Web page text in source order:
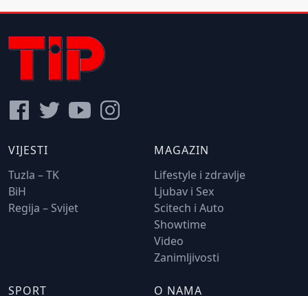
VIJESTI
Tuzla – TK
BiH
Regija – Svijet
MAGAZIN
Lifestyle i zdravlje
Ljubav i Sex
Scitech i Auto
Showtime
Video
Zanimljivosti
SPORT O NAMA